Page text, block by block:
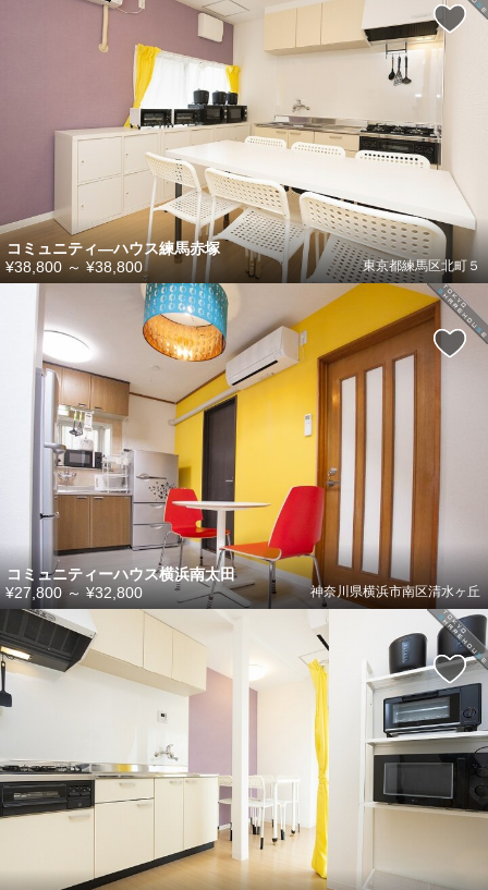
コミュニティ―ハウス練馬赤塚
東京都練馬区北町５
¥38,800 ～¥38,800
コミュニティーハウス横浜南太田
神奈川県横浜市南区清水ヶ丘
¥27,800 ～ ¥32,800